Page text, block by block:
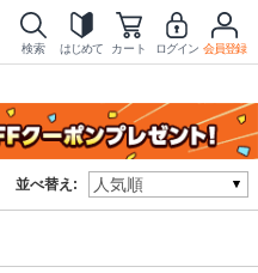
検索 はじめて カート ログイン 会員登録
並べ替え: